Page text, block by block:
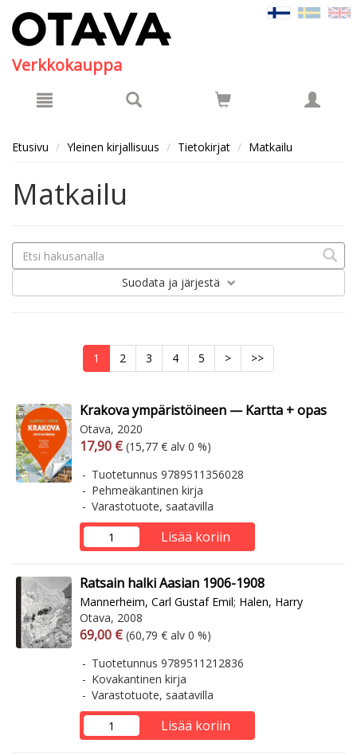
Verkkokauppa
Etusivu Yleinen kirjallisuus Tietokirjat Matkailu
Matkailu
Suodata ja järjestä
1 2 3 4 5 > >>
Krakova ympäristöineen — Kartta + opas
Otava, 2020
Arvonlisäverollinen hinta
17,90 € Arvonlisäveroton hinta
(15,77 € alv 0 %)
Tuotetunnus 9789511356028
Pehmeäkantinen kirja
Varastotuote, saatavilla
Lisää koriin
Ratsain halki Aasian 1906-1908
Mannerheim, Carl Gustaf Emil; Halen, Harry
Otava, 2008
Arvonlisäverollinen hinta
69,00 € Arvonlisäveroton hinta
(60,79 € alv 0 %)
Tuotetunnus 9789511212836
Kovakantinen kirja
Varastotuote, saatavilla
Lisää koriin